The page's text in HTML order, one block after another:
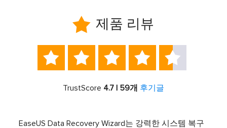
 제품 리뷰
    
TrustScore 4.7 | 59개 후기글
EaseUS Data Recovery Wizard는 강력한 시스템 복구